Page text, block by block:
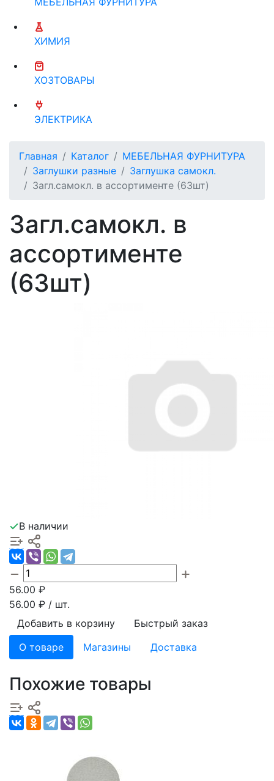
ХИМИЯ
ХОЗТОВАРЫ
ЭЛЕКТРИКА
Главная Каталог
МЕБЕЛЬНАЯ ФУРНИТУРА
Заглушки разные
Заглушка самокл.
Загл.самокл. в ассортименте (63шт)
Загл.самокл. в
ассортименте
(63шт)
В наличии
56.00 ₽
56.00 ₽ / шт.
Добавить в корзину
Быстрый заказ
О товаре
Магазины Доставка
Похожие товары